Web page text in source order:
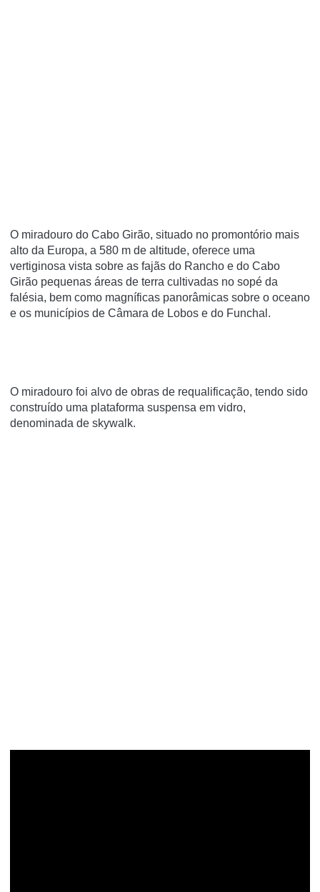
O miradouro do Cabo Girão, situado no promontório mais
alto da Europa, a 580 m de altitude, oferece uma
vertiginosa vista sobre as fajãs do Rancho e do Cabo
Girão pequenas áreas de terra cultivadas no sopé da
falésia, bem como magníficas panorâmicas sobre o oceano
e os municípios de Câmara de Lobos e do Funchal.
O miradouro foi alvo de obras de requalificação, tendo sido
construído uma plataforma suspensa em vidro,
denominada de skywalk.